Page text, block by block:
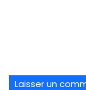
Laisser un